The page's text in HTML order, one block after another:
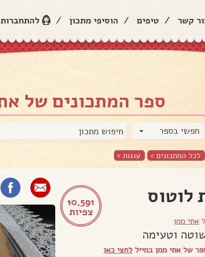
קשר / טיפים / הוסיפי מתכון /
ספר המתכונים של
חפשי בספר
לכל המתכונים > עוגות >
10,591
צפיות
לוטוס
אתי ממן
וטעימה
של אתי ממן במייל לחצי כאן